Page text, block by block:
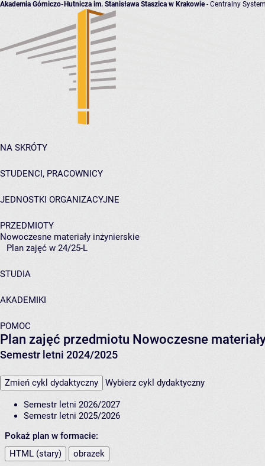
Akademia Górniczo-Hutnicza im. Stanisława Staszica w Krakowie- Centralny
NA SKRÓTY
STUDENCI, PRACOWNICY
JEDNOSTKI ORGANIZACYJNE
PRZEDMIOTY
Nowoczesne materiały inżynierskie
Plan zajęć w 24/25-L
STUDIA
AKADEMIKI
POMOC
Plan zajęć przedmiotu Nowoczesne
Semestr letni 2024/2025
Zmień cykl dydaktyczny Wybierz cykl dydaktyczny
Semestr letni 2026/2027
Semestr letni 2025/2026
Pokaż plan w formacie:
HTML (stary)
obrazek